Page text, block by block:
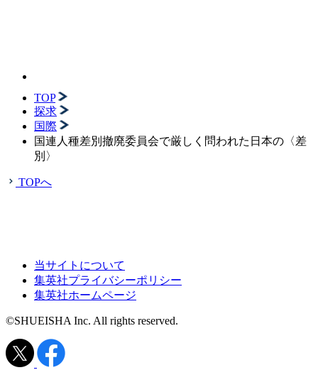
TOP
探求
国際
国連人種差別撤廃委員会で厳しく問われた日本の〈差
別〉
TOPへ
当サイトについて
集英社プライバシーポリシー
集英社ホームページ
©SHUEISHA Inc. All rights reserved.